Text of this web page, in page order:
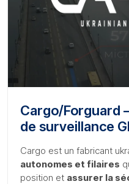
Cargo/Forguard
de surveillance
Cargo est un fabricant
autonomes et filaires
position et assurer la